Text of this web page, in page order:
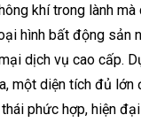
khí trong lành
hình bất động sản
dịch vụ cao cấp.
một diện tích đủ lớn
phức hợp, hiện